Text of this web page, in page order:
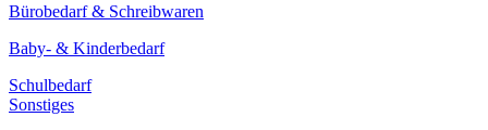
Bürobedarf & Schreibwaren
Baby- & Kinderbedarf
Schulbedarf
Sonstiges